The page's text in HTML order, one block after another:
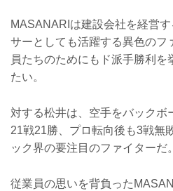
MASANARIは建設会社を経営
サーとしても活躍する異色のフ
員たちのためにもド派手勝利
たい。
対する松井は、空手をバックボ
21戦21勝、プロ転向後も3戦無
ック界の要注目のファイターだ。
従業員の思いを背負った